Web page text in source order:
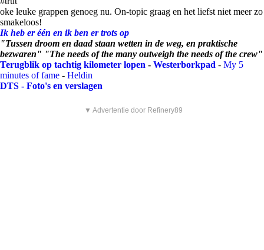
oke leuke grappen genoeg nu. On-topic graag en het liefst niet meer zo
smakeloos!
Ik heb er één en ik ben er trots op
"Tussen droom en daad staan wetten in de weg, en praktische
bezwaren" "The needs of the many outweigh the needs of the crew"
Terugblik op tachtig kilometer lopen - Westerborkpad - My 5
minutes of fame - Heldin
DTS - Foto's en verslagen
▼ Advertentie door Refinery89